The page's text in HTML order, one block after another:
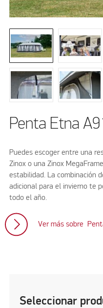
Penta Etna
Puedes escoger entre una
Zinox o una Zinox
estabilidad. La combinación
adicional para el invierno te
todo el año.
Ver más sobre
Seleccionar